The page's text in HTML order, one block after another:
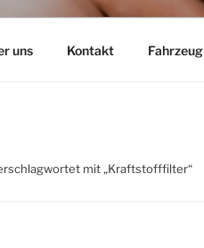
uns Kontakt Fahrzeug
mit „Kraftstofffilter“